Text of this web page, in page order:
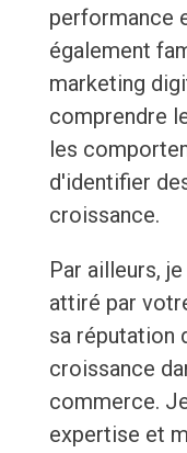
performance
également
marketing
comprendre
les
d'identifier
croissance.
Par ailleurs,
attiré par
sa réputation
croissance
commerce.
expertise et